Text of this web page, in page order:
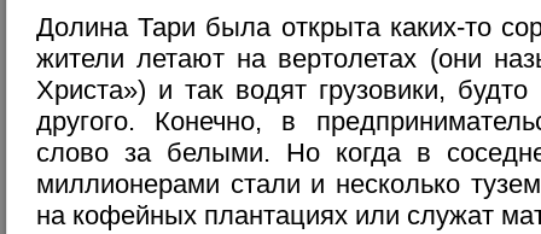
Долина Тари была открыта каких-то
жители летают на вертолетах (они
Христа») и так водят грузовики,
другого. Конечно, в
слово за белыми. Но когда в
миллионерами стали и несколько
на кофейных плантациях или служат